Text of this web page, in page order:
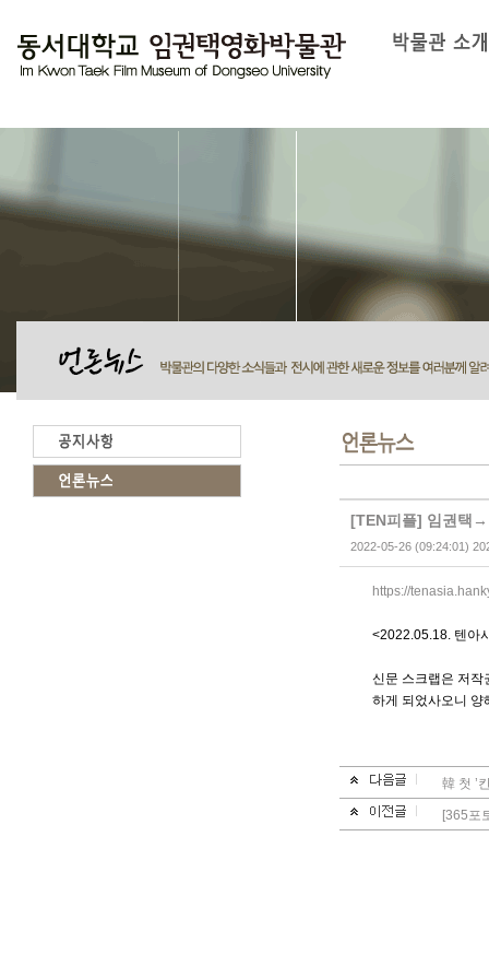
[TEN피플] 임권택
2022-05-26 (09:24:01)
https://
<2022.05.18. 텐아
신문 스크랩은 저작
하게 되었사오니 양
韓 첫 ’
[365포